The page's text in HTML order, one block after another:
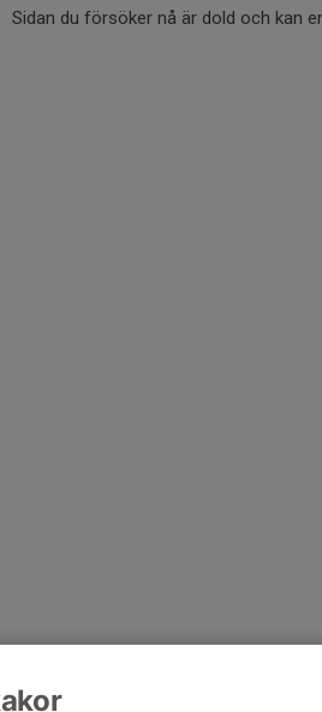
Sidan du försöker nå är dold och kan